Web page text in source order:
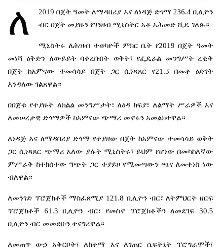
ለ 2019በጀት ዓመት ለማዳበሪያ እና ለነዳጅ ድጎማ 236.4 ቢሊዮን
ብር በጀት መያዙን የገንዘብ ሚኒስትር አቶ አሕመድ ሺዴ ገለጹ።
ሚኒስትሩ ለሕዝብ ተወካዮች ምክር ቤት የ2019በጀት ዓመት
መነሻ ዕቅድን ለውይይት ባቀረቡበት ወቅት፣ የፌዴራል መንግሥት ረቂቅ
በጀት
ከአምናው ተመሳሳይ በጀት ጋር ሲነጻጸር የ21.3 በመቶ
ዕድገት
እንዳለው ገልጸዋል።
በበጀቱ የተያዙት ለክልል መንግሥታት፣ ለዕዳ ክፍያ፣ ለልማት ሥራዎች እና
ለመሠረታዊ ድጎማዎች ከአምናው ጭማሪ መኖሩን አመልክተዋል።
ለነዳጅ እና ለማዳበሪያ ድጎማ የተያዘው በጀት ከአምናው ተመሳሳይ ወቅት
ጋር ሲነጻጸር ጭማሪ አለው ያሉት ሚኒስትሩ፣ ይህም የሆነው በመካከለኛው
ምሥራቅ ከተከሰተው ግጭት ጋር ተያይዞ የሚመጣውን ጫና ለመቀነስ ነው
ብለዋል።
ለመንገድ ፕሮጀክቶች ማስፈጸሚያ 121.8 ቢሊዮን ብር፣ ለትምህርት ዘርፍ
ፕሮጀክቶች 61.3ቢሊዮን ብር፣ የመስኖ ፕሮጀክቶችን ለመደገፍ 30.5
ቢሊዮን ብር መመደቡን ተናግረዋል።
ለመጠጥ ውኃ አቅርቦት፣ ለከተማ እና ለገጠር ሴፍትኔት
ፕሮግራሞች፣